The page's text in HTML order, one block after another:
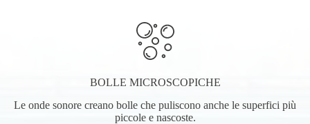
BOLLE MICROSCOPICHE
Le onde sonore creano bolle che puliscono anche le superfici più
piccole e nascoste.